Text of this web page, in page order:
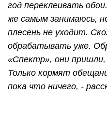
год переклеивать
же самым занимаюсь,
плесень не уходит.
обрабатывать уже.
«Спектр», они
Только кормят
пока что ничего, -